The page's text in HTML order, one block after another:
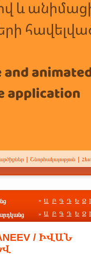
Շնորհակալություն
» Ա Բ Գ Դ Ե Զ
» Ա Բ Գ Դ Ե Զ
/ ԻՎԱՆ